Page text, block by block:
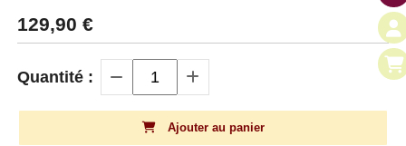
129,90 €
Quantité :
Ajouter au panier